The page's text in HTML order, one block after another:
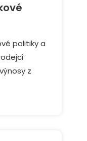
politiky a
z